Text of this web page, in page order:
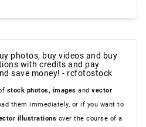
photos, buy videos and buy
with credits and pay
save money! - rcfotostock
stock photos, images and vector
them immediately, or if you want to
illustrations over the course of a